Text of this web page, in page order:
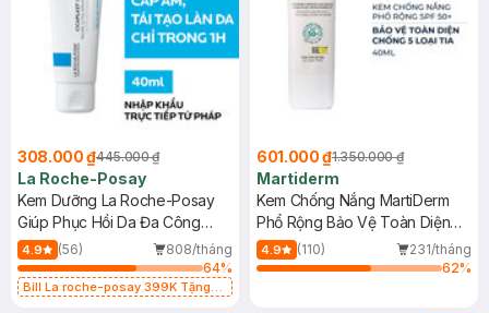
308.000 ₫445.000 ₫
La Roche-Posay
Kem Dưỡng La Roche-Posay
Giúp Phục Hồi Da Đa Công
Dụng 40ml
4.9 (56)
808/tháng
64%
Bill La roche-posay 399K Tặng
601.000 ₫1.350.000 ₫
Martiderm
Kem Chống Nắng MartiDerm
Phổ Rộng Bảo Vệ Toàn Diện
40ml
4.9 (110)
231/tháng
62%